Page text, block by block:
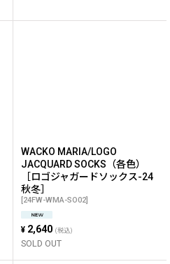
WACKO MARIA/LOGO
JACQUARD SOCKS（各色）
［ロゴジャガードソックス-24
秋冬］
[24FW-WMA-SO02]
¥ 2,640 (税込)
SOLD OUT